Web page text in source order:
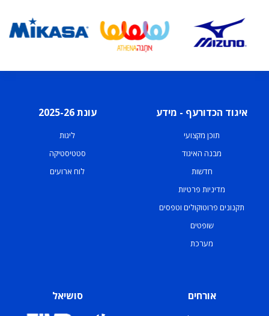
איגוד הכדורעף - מידע
תוכן מקצועי
מבנה האיגוד
חדשות
מדיניות פרטיות
תקנונים פרוטוקולים וטפסים
שופטים
מערכת
עונת 2025-26
ליגות
סטטיסטיקה
לוח ארועים
אורחים סושיאל